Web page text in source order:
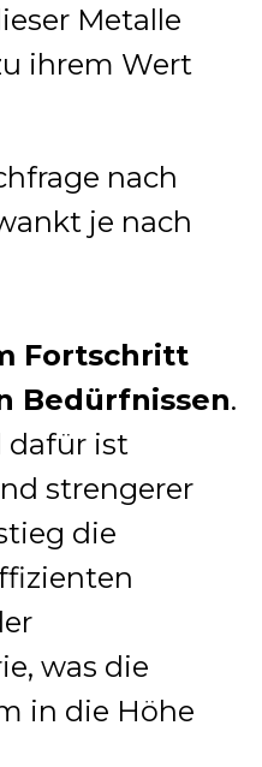
Metalle
ihrem Wert
nach
je nach
Fortschritt
Bedürfnissen.
dafür ist
strengerer
die
was die
in die Höhe